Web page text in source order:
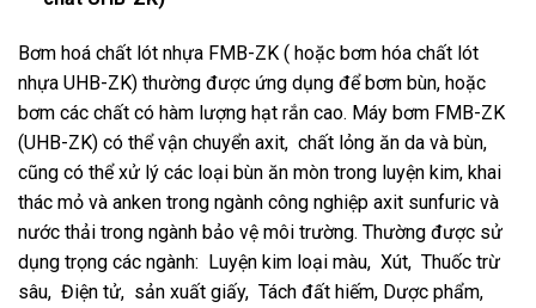
Bơm hoá chất lót nhựa FMB-ZK ( hoặc bơm hóa chất lót
nhựa UHB-ZK) thường được ứng dụng để bơm bùn, hoặc
bơm các chất có hàm lượng hạt rắn cao. Máy bơm FMB-ZK
(UHB-ZK) có thể vận chuyển axit, chất lỏng ăn da và bùn,
cũng có thể xử lý các loại bùn ăn mòn trong luyện kim, khai
thác mỏ và anken trong ngành công nghiệp axit sunfuric và
nước thải trong ngành bảo vệ môi trường. Thường được sử
dụng trọng các ngành: Luyện kim loại màu, Xút, Thuốc trừ
sâu, Điện tử, sản xuất giấy, Tách đất hiếm, Dược phẩm,